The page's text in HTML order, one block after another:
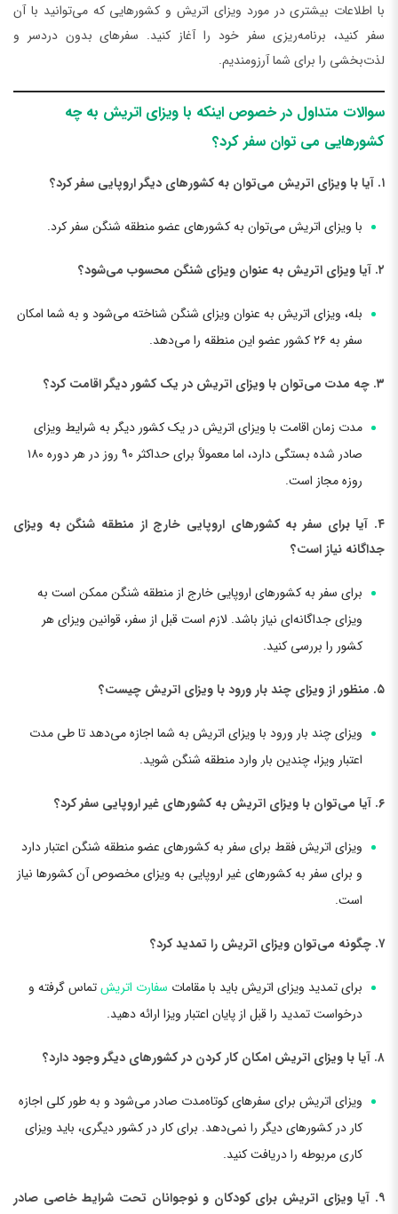
با اطلاعات بیشتری در مورد ویزای اتریش و کشورهایی که می‌توانید با آن
سفر کنید، برنامه‌ریزی سفر خود را آغاز کنید. سفرهای بدون دردسر و
لذت‌بخشی را برای شما آرزومندیم.
سوالات متداول در خصوص اینکه با ویزای اتریش به چه
کشورهایی می توان سفر کرد؟
۱. آیا با ویزای اتریش می‌توان به کشورهای دیگر اروپایی سفر کرد؟
با ویزای اتریش می‌توان به کشورهای عضو منطقه شنگن سفر کرد.
۲. آیا ویزای اتریش به عنوان ویزای شنگن محسوب می‌شود؟
بله، ویزای اتریش به عنوان ویزای شنگن شناخته می‌شود و به شما امکان
سفر به ۲۶ کشور عضو این منطقه را می‌دهد.
۳. چه مدت می‌توان با ویزای اتریش در یک کشور دیگر اقامت کرد؟
مدت زمان اقامت با ویزای اتریش در یک کشور دیگر به شرایط ویزای
صادر شده بستگی دارد، اما معمولاً برای حداکثر ۹۰ روز در هر دوره ۱۸۰
روزه مجاز است.
۴. آیا برای سفر به کشورهای اروپایی خارج از منطقه شنگن به ویزای
جداگانه نیاز است؟
برای سفر به کشورهای اروپایی خارج از منطقه شنگن ممکن است به
ویزای جداگانه‌ای نیاز باشد. لازم است قبل از سفر، قوانین ویزای هر
کشور را بررسی کنید.
۵. منظور از ویزای چند بار ورود با ویزای اتریش چیست؟
ویزای چند بار ورود با ویزای اتریش به شما اجازه می‌دهد تا طی مدت
اعتبار ویزا، چندین بار وارد منطقه شنگن شوید.
۶. آیا می‌توان با ویزای اتریش به کشورهای غیر اروپایی سفر کرد؟
ویزای اتریش فقط برای سفر به کشورهای عضو منطقه شنگن اعتبار دارد
و برای سفر به کشورهای غیر اروپایی به ویزای مخصوص آن کشورها نیاز
است.
۷. چگونه می‌توان ویزای اتریش را تمدید کرد؟
برای تمدید ویزای اتریش باید با مقامات سفارت اتریشتماس گرفته و
درخواست تمدید را قبل از پایان اعتبار ویزا ارائه دهید.
۸. آیا با ویزای اتریش امکان کار کردن در کشورهای دیگر وجود دارد؟
ویزای اتریش برای سفرهای کوتاه‌مدت صادر می‌شود و به طور کلی اجازه
کار در کشورهای دیگر را نمی‌دهد. برای کار در کشور دیگری، باید ویزای
کاری مربوطه را دریافت کنید.
۹. آیا ویزای اتریش برای کودکان و نوجوانان تحت شرایط خاصی صادر